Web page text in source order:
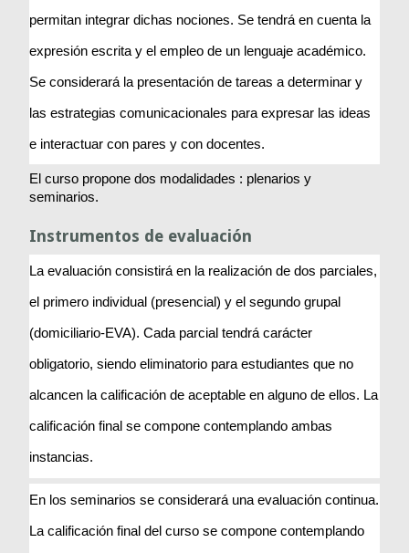
permitan integrar dichas nociones. Se tendrá en cuenta la
expresión escrita y el empleo de un lenguaje académico.
Se considerará la presentación de tareas a determinar y
las estrategias comunicacionales para expresar las ideas
e interactuar con pares y con docentes.
El curso propone dos modalidades : plenarios y
seminarios.
Instrumentos de evaluación
La evaluación consistirá en la realización de dos parciales,
el primero individual (presencial) y el segundo grupal
(domiciliario-EVA). Cada parcial tendrá carácter
obligatorio, siendo eliminatorio para estudiantes que no
alcancen la calificación de aceptable en alguno de ellos. La
calificación final se compone contemplando ambas
instancias.
En los seminarios se considerará una evaluación continua.
La calificación final del curso se compone contemplando